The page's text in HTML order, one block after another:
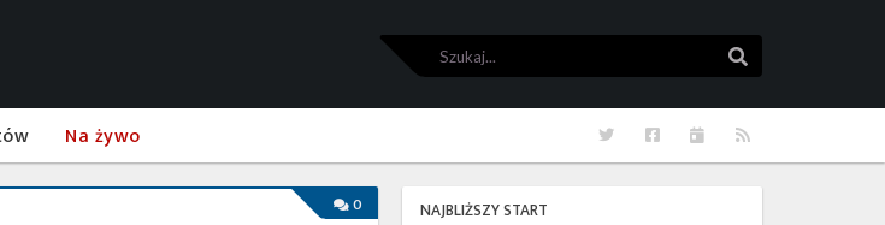
Szukaj
Na żywo RSS
Kalendarze
Facebook
Twitter
0 NAJBLIŻSZY START